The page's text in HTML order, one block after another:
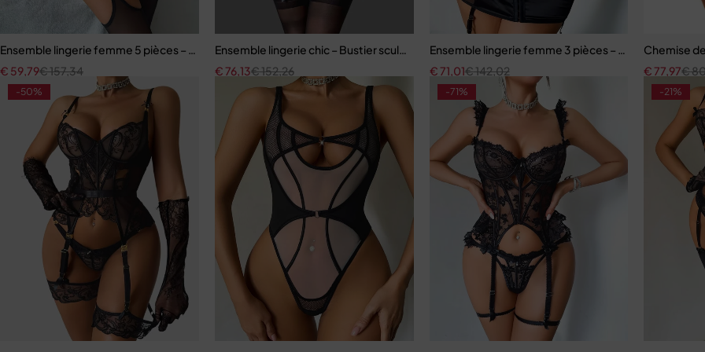
Ensemble lingerie femme 5 pièces – Dentelle ajourée avec bas assortis
€157,34
€ 59,79
Ensemble lingerie chic – Bustier sculptant avec porte-jarretelles et bas
€152,26
€ 76,13
Ensemble lingerie femme 3 pièces – Satin noir avec
€142,02
€ 71,01
Chemise
€
€ 77,97
-50% -71% -21%